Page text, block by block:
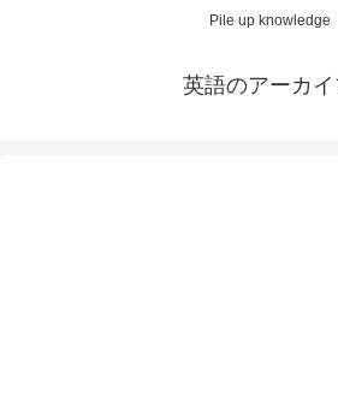
Pile up knowledge
英語のアーカイ